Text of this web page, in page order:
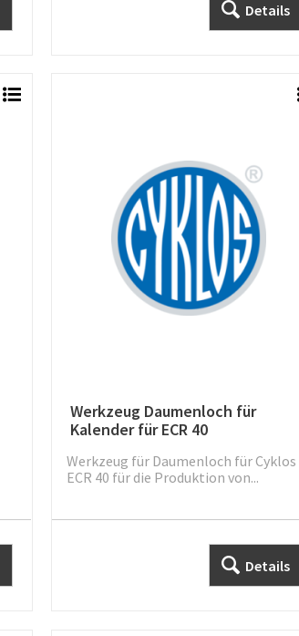
Details
Werkzeug Daumenloch für
Kalender für ECR 40
Werkzeug für Daumenloch für Cyklos
ECR 40 für die Produktion von...
Details